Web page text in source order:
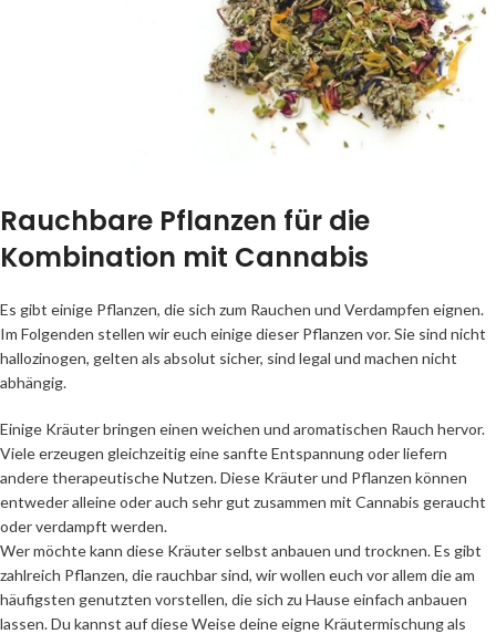
Rauchbare Pflanzen für die
Kombination mit Cannabis
Es gibt einige Pflanzen, die sich zum Rauchen und Verdampfen eignen.
Im Folgenden stellen wir euch einige dieser Pflanzen vor. Sie sind nicht
hallozinogen, gelten als absolut sicher, sind legal und machen nicht
abhängig.
Einige Kräuter bringen einen weichen und aromatischen Rauch hervor.
Viele erzeugen gleichzeitig eine sanfte Entspannung oder liefern
andere therapeutische Nutzen. Diese Kräuter und Pflanzen können
entweder alleine oder auch sehr gut zusammen mit Cannabis geraucht
oder verdampft werden.
Wer möchte kann diese Kräuter selbst anbauen und trocknen. Es gibt
zahlreich Pflanzen, die rauchbar sind, wir wollen euch vor allem die am
häufigsten genutzten vorstellen, die sich zu Hause einfach anbauen
lassen. Du kannst auf diese Weise deine eigne Kräutermischung als